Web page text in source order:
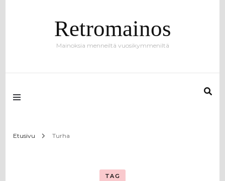
Retromainos
Mainoksia menneiltä vuosikymmeniltä
Etusivu Turha
TAG